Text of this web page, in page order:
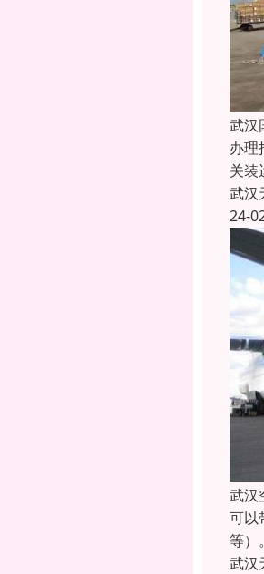
武汉
办理
关装
武汉
24-
武汉
可以
等）
武汉